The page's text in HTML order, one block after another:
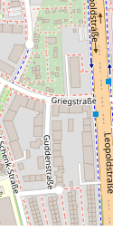
von Inhalten
durch
der
Daten zur
Standortdaten